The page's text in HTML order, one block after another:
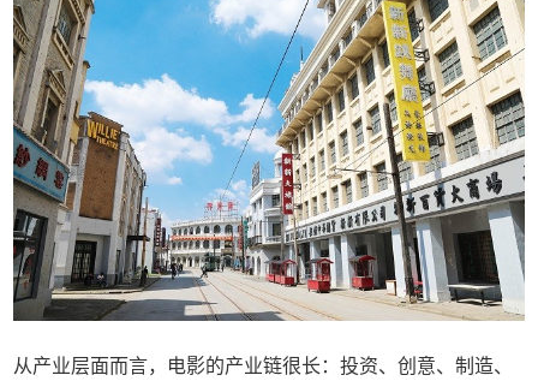
从产业层面而言，电影的产业链很长：投资、创意、制造、